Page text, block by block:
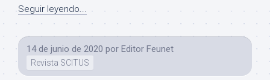
Seguir leyendo...
14 de junio de 2020 por Editor Feunet
Revista SCITUS